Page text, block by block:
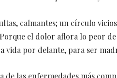
calmantes; un círculo
el dolor aflora lo peor
vida por delante, para ser
de las enfermedades más